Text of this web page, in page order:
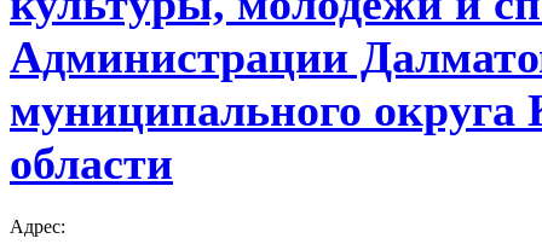
Администрации
муниципального округа
области
Адрес: